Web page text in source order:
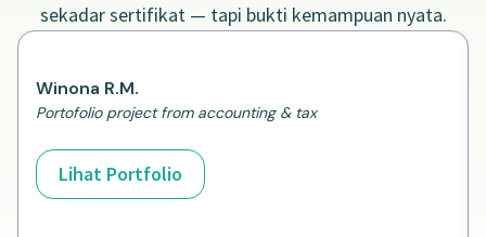
sekadar sertifikat — tapi bukti kemampuan nyata.
Winona R.M.
Portofolio project from accounting & tax
Lihat Portfolio